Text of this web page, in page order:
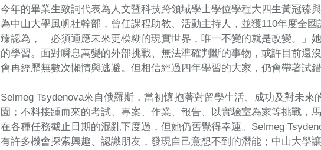
今年的畢業生致詞代表為人文暨科技跨領域學士學位學程大四生黃冠臻
為中山大學風帆社幹部，曾任課程助教、活動主持人，並獲110年度全
臻認為，「必須適應未來更模糊的現實世界，唯一不變的就是改變。」
的學習。面對瞬息萬變的外部挑戰、無法準確判斷的事物，或許目前還
會再經歷無數次懶惰與逃避。但相信經過四年學習的大家，仍會帶著試
Selmeg Tsydenova來自俄羅斯，當初懷抱著對留學生活、成功及對未
園；不料接踵而來的考試、專案、作業、報告、以實驗室為家等挑戰，
在各種任務截止日期的混亂下度過，但她仍舊覺得幸運。Selmeg
有許多機會探索興趣、認識朋友，發現自己意想不到的潛能；中山大學